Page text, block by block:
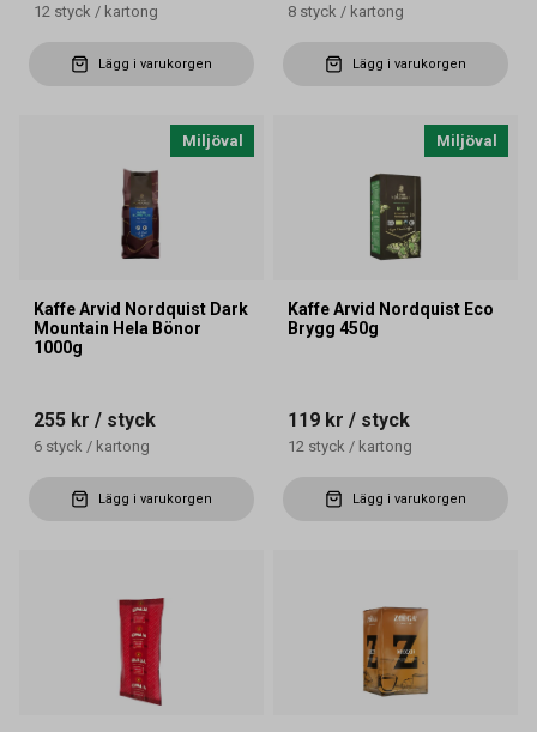
12 styck / kartong
Lägg i varukorgen
8 styck / kartong
Lägg i varukorgen
Miljöval
Kaffe Arvid Nordquist Dark
Mountain Hela Bönor
1000g
255 kr / styck
6 styck / kartong
Lägg i varukorgen
Miljöval
Kaffe Arvid Nordquist Eco
Brygg 450g
119 kr / styck
12 styck / kartong
Lägg i varukorgen